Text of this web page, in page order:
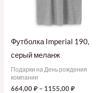
Футболка Imperial 190,
серый меланж
Подарки на День рождения
компании
664,00₽ – 1155,00₽